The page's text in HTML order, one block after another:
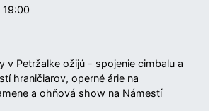
v Petržalke ožijú - spojenie cimbalu a
hraničiarov, operné árie na
a ohňová show na Námestí